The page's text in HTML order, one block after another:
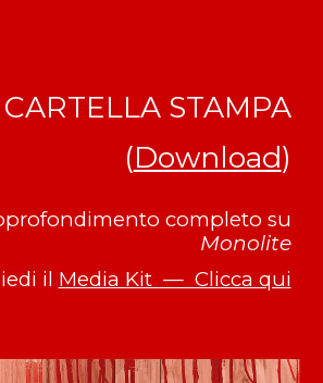
CARTELLA STAMPA
(Download)
completo su
Monolite
il Media Kit — Clicca qui